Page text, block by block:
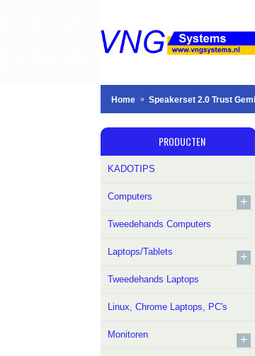
Home Speakerset 2.0 Trust
PRODUCTEN
KADOTIPS
Computers +
Tweedehands Computers
Laptops/Tablets +
Tweedehands Laptops
Linux, Chrome Laptops, PC's
Monitoren +